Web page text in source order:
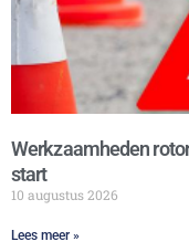
Werkzaamheden
start
10 augustus 2026
Lees meer »